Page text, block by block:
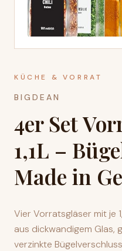
KÜCHE & VORRAT
BIGDEAN
4er Set
1,1L –
Made in
Vier Vorratsgläser mit je
aus dickwandigem Glas,
verzinkte